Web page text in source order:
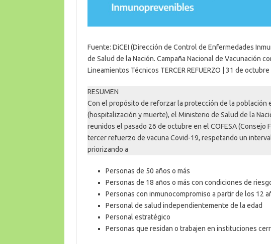
Fuente: DiCEI (Dirección de Control de Enfermedades
de Salud de la Nación. Campaña Nacional de Vacunación
Lineamientos Técnicos TERCER REFUERZO | 31 de
RESUMEN
Con el propósito de reforzar la protección de la población
(hospitalización y muerte), el Ministerio de Salud de la
reunidos el pasado 26 de octubre en el COFESA (Consejo
tercer refuerzo de vacuna Covid-19, respetando un
priorizando a
Personas de 50 años o más
Personas de 18 años o más con condiciones de
Personas con inmunocompromiso a partir de los 12
Personal de salud independientemente de la edad
Personal estratégico
Personas que residan o trabajen en instituciones